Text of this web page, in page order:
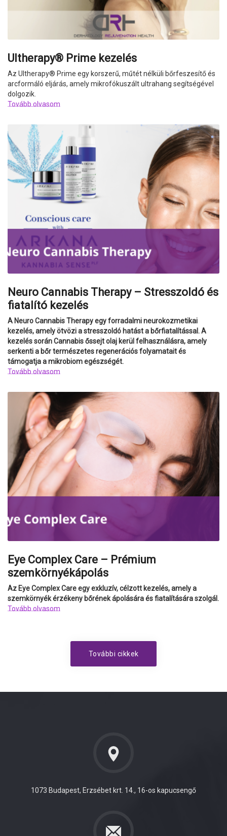
Ultherapy® Prime kezelés
Az Ultherapy® Prime egy korszerű, műtét nélküli bőrfeszesítő és
arcformáló eljárás, amely mikrofókuszált ultrahang segítségével
dolgozik.
Tovább olvasom
Neuro Cannabis Therapy – Stresszoldó és
fiatalító kezelés
A Neuro Cannabis Therapy egy forradalmi neurokozmetikai
kezelés, amely ötvözi a stresszoldó hatást a bőrfiatalítással. A
kezelés során Cannabis őssejt olaj kerül felhasználásra, amely
serkenti a bőr természetes regenerációs folyamatait és
támogatja a mikrobiom egészségét.
Tovább olvasom
Eye Complex Care – Prémium
szemkörnyékápolás
Az Eye Complex Care egy exkluzív, célzott kezelés, amely a
szemkörnyék érzékeny bőrének ápolására és fiatalítására szolgál.
Tovább olvasom
További cikkek
1073 Budapest, Erzsébet krt. 14., 16-os kapucsengő